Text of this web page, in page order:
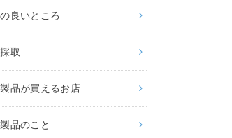
良いところ
取
品が買えるお店
品のこと